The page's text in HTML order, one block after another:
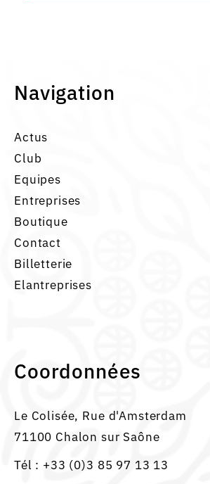
Navigation
Actus
Club
Equipes
Entreprises
Boutique
Contact
Billetterie
Elantreprises
Coordonnées
Le Colisée, Rue d'Amsterdam
71100 Chalon sur Saône
Tél : +33 (0)3 85 97 13 13